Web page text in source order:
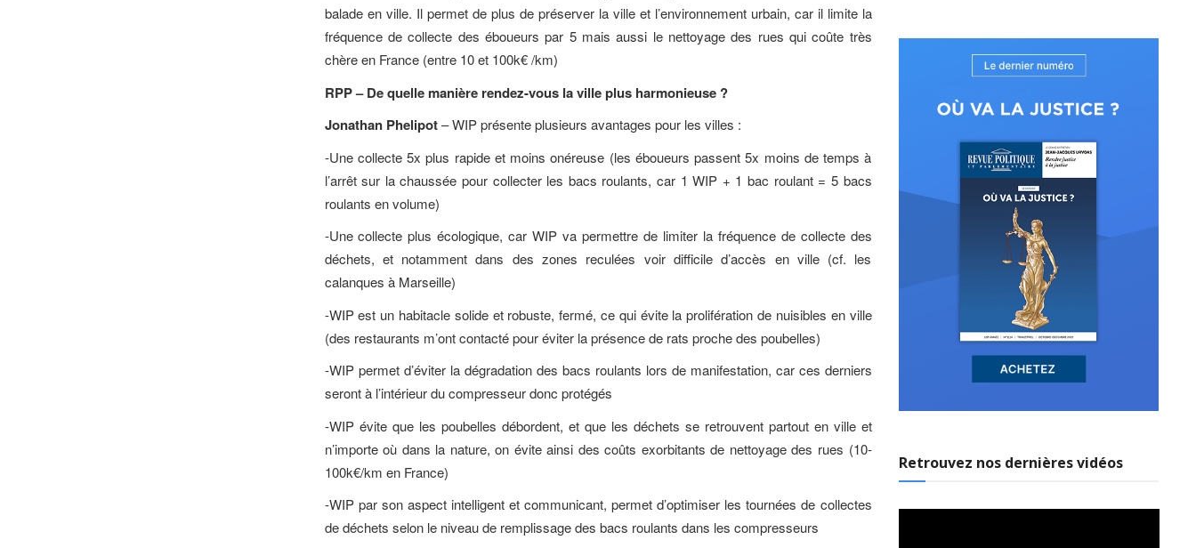
balade en ville. Il permet de plus de préserver la ville et l’environnement urbain, car il limite la
fréquence de collecte des éboueurs par 5 mais aussi le nettoyage des rues qui coûte très
chère en France (entre 10 et 100k€ /km)
RPP – De quelle manière rendez-vous la ville plus harmonieuse ?
Jonathan Phelipot– WIP présente plusieurs avantages pour les villes :
-Une collecte 5x plus rapide et moins onéreuse (les éboueurs passent 5x moins de temps à
l’arrêt sur la chaussée pour collecter les bacs roulants, car 1 WIP + 1 bac roulant = 5 bacs
roulants en volume)
-Une collecte plus écologique, car WIP va permettre de limiter la fréquence de collecte des
déchets, et notamment dans des zones reculées voir difficile d’accès en ville (cf. les
calanques à Marseille)
-WIP est un habitacle solide et robuste, fermé, ce qui évite la prolifération de nuisibles en ville
(des restaurants m’ont contacté pour éviter la présence de rats proche des poubelles)
-WIP permet d’éviter la dégradation des bacs roulants lors de manifestation, car ces derniers
seront à l’intérieur du compresseur donc protégés
-WIP évite que les poubelles débordent, et que les déchets se retrouvent partout en ville et
n’importe où dans la nature, on évite ainsi des coûts exorbitants de nettoyage des rues (10-
100k€/km en France)
-WIP par son aspect intelligent et communicant, permet d’optimiser les tournées de collectes
de déchets selon le niveau de remplissage des bacs roulants dans les compresseurs
Retrouvez nos dernières vidéos